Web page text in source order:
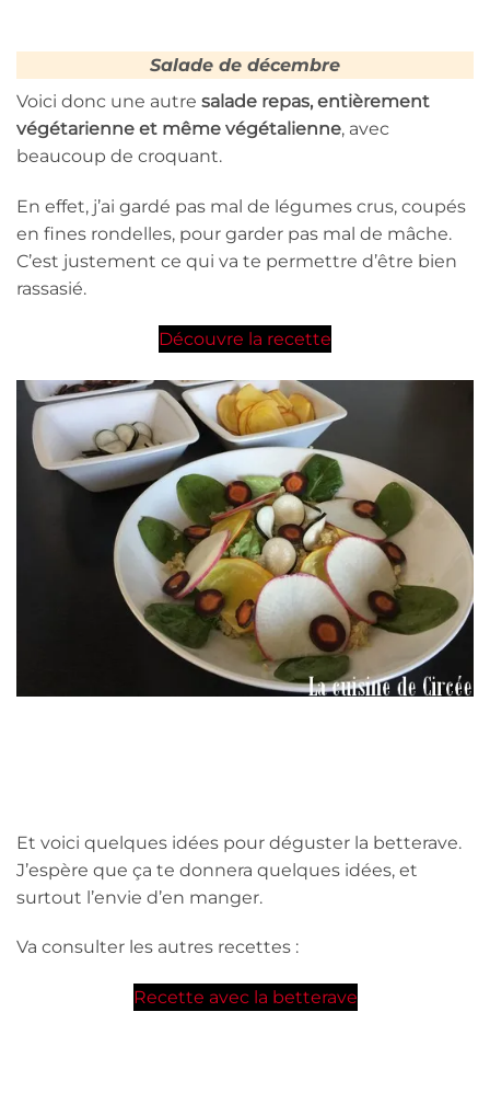
Salade de décembre
Voici donc une autre salade repas, entièrement
végétarienne et même végétalienne, avec
beaucoup de croquant.
En effet, j’ai gardé pas mal de légumes crus, coupés
en fines rondelles, pour garder pas mal de mâche.
C’est justement ce qui va te permettre d’être bien
rassasié.
Découvre la recette
Et voici quelques idées pour déguster la betterave.
J’espère que ça te donnera quelques idées, et
surtout l’envie d’en manger.
Va consulter les autres recettes :
Recette avec la betterave